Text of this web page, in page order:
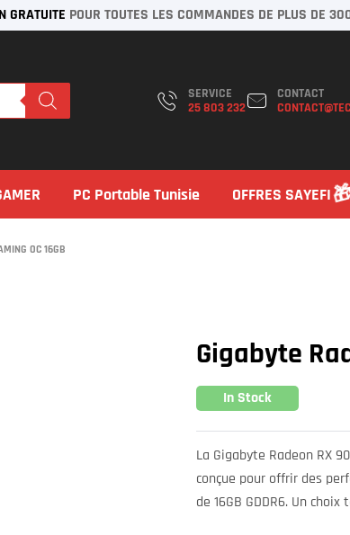
GRATUITE POUR TOUTES LES COMMANDES DE PLUS DE
SERVICE
25 803 232
CONTACT
PC Portable Tunisie OFFRES SAYEFI
OC 16GB
Gigabyte
In Stock
La Gigabyte Radeon RX
conçue pour offrir des
de 16GB GDDR6. Un